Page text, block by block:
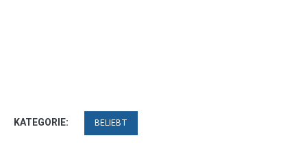
KATEGORIE: BELIEBT